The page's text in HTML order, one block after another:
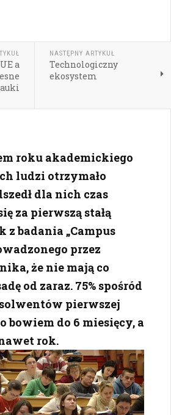
a
NASTĘPNY ARTYKUŁ
Technologiczny
ekosystem
roku akademickiego
ludzi otrzymało
dla nich czas
za pierwszą stałą
z badania „Campus
przez
że nie mają co
od zaraz. 75% spośród
pierwszej
bowiem do 6 miesięcy, a
rok.